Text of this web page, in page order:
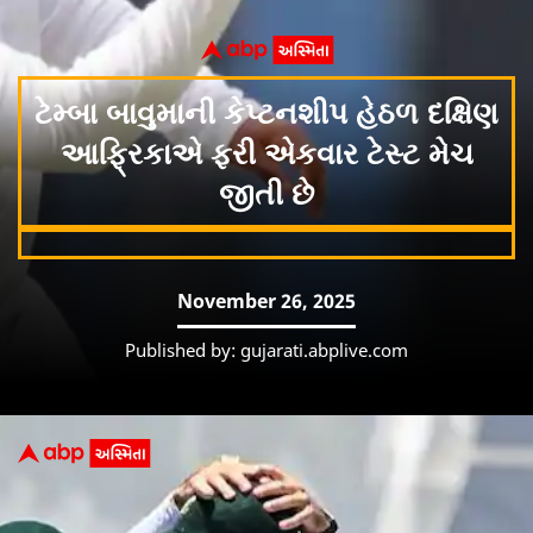
ટેમ્બા બાવુમાની કેપ્ટનશીપ હેઠળ દક્ષિણ
આફ્રિકાએ ફરી એકવાર ટેસ્ટ મેચ
જીતી છે
November 26, 2025
Published by: gujarati.abplive.com